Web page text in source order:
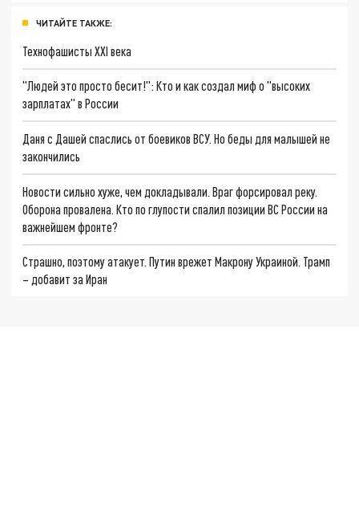
ЧИТАЙТЕ ТАКЖЕ:
Технофашисты XXI века
"Людей это просто бесит!": Кто и как создал миф о "высоких
зарплатах" в России
Даня с Дашей спаслись от боевиков ВСУ. Но беды для малышей не
закончились
Новости сильно хуже, чем докладывали. Враг форсировал реку.
Оборона провалена. Кто по глупости спалил позиции ВС России на
важнейшем фронте?
Страшно, поэтому атакует. Путин врежет Макрону Украиной. Трамп
– добавит за Иран